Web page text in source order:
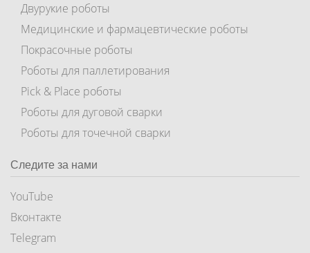
Двурукие роботы
Медицинские и фармацевтические роботы
Покрасочные роботы
Роботы для паллетирования
Pick & Place роботы
Роботы для дуговой сварки
Роботы для точечной сварки
Следите за нами
YouTube
Вконтакте
Telegram